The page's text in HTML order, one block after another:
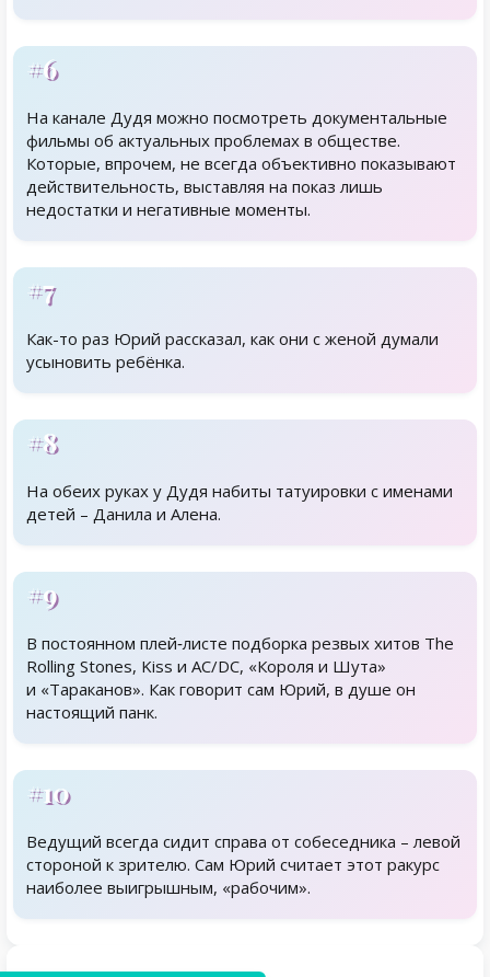
#6
На канале Дудя можно посмотреть документальные
фильмы об актуальных проблемах в обществе.
Которые, впрочем, не всегда объективно показывают
действительность, выставляя на показ лишь
недостатки и негативные моменты.
#7
Как-то раз Юрий рассказал, как они с женой думали
усыновить ребёнка.
#8
На обеих руках у Дудя набиты татуировки с именами
детей – Данила и Алена.
#9
В постоянном ­плей‑листе подборка резвых хитов The
Rolling Stones, Kiss и AC/DC, «Короля и Шута»
и «Тараканов». Как говорит сам Юрий, в душе он
настоящий панк.
#10
Ведущий всегда сидит справа от собеседника – левой
стороной к зрителю. Сам Юрий считает этот ракурс
наиболее выигрышным, «рабочим».
Родственники